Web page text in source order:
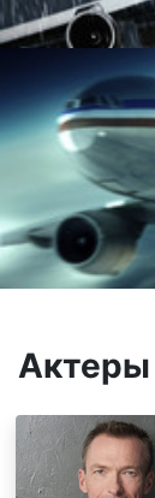
Актеры